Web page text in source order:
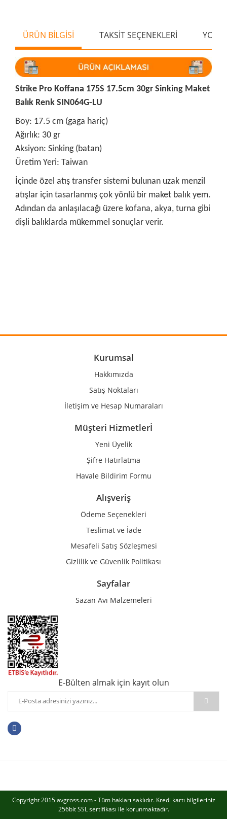
ÜRÜN BİLGİSİ TAKSİT SEÇENEKLERİ
Strike Pro Koffana 175S 17.5cm 30gr Sinking Maket
Balık Renk SIN064G-LU
Boy: 17.5 cm (gaga hariç)
Ağırlık: 30 gr
Aksiyon: Sinking (batan)
Üretim Yeri: Taiwan
İçinde özel atış transfer sistemi bulunan uzak menzil
atışlar için tasarlanmış çok yönlü bir maket balık yem.
Adından da anlaşılacağı üzere kofana, akya, turna gibi
dişli balıklarda mükemmel sonuçlar verir.
Ürün açıklamasında eksik bilgiler bulunuyor.
Ürün bilgilerinde hatalar bulunuyor.
Gönder
Kurumsal
Hakkımızda
Satış Noktaları
İletişim ve Hesap Numaraları
Müşteri Hizmetlerİ
Yeni Üyelik
Şifre Hatırlatma
Havale Bildirim Formu
Alışveriş
Ödeme Seçenekleri
Teslimat ve İade
Mesafeli Satış Sözleşmesi
Gizlilik ve Güvenlik Politikası
Sayfalar
Sazan Avı Malzemeleri
E-Bülten almak için kayıt olun
Copyright 2015 avgross.com - Tüm hakları saklıdır. Kredi kartı bilgileriniz
256bit SSL sertifikası ile korunmaktadır.